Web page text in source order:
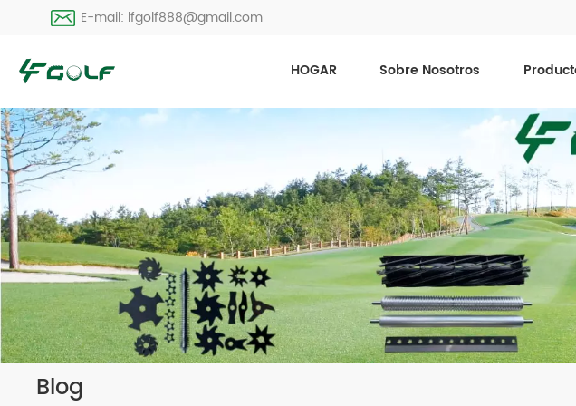
E-mail: lfgolf888@gmail.com
HOGAR Sobre Nosotros
Blog